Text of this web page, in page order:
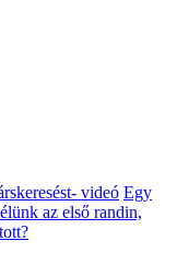
videó Egy
az első randin,